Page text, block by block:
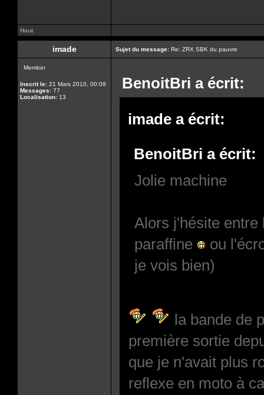
Haut
imade Sujet du message: Re: ZRX SBK du pauvre
Member
Inscrit le: 21 Mars 2010, 00:09
Messages: 77
Localisation: 13
BenoitBri a écrit:
imade a écrit:
BenoitBri a écrit:
Jolie machine
Alors j'hésite entre
paraffine
ou
je vois bien)
la bande de
première sortie
que je n'avait plus
reflexe en moto à